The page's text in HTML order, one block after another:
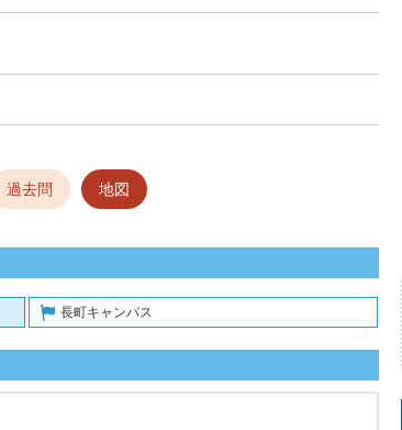
過去問 地図
長町キャンパス